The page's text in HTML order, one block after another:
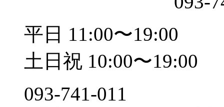
平日 11:00〜19:00
土日祝 10:00〜19:00
093-741-011